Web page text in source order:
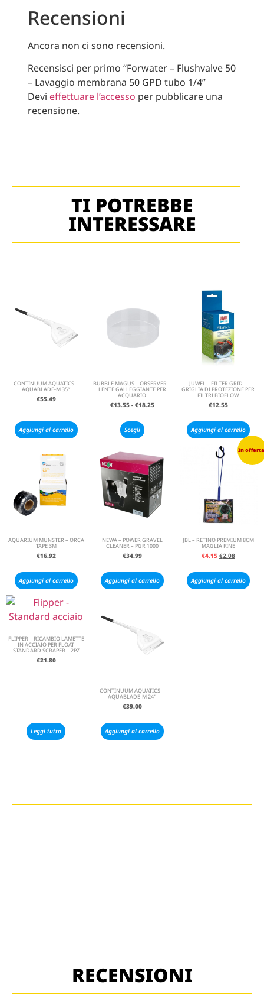
Recensioni
Ancora non ci sono recensioni.
Recensisci per primo “Forwater – Flushvalve 50
– Lavaggio membrana 50 GPD tubo 1/4”
Devi effettuare l’accesso per pubblicare una
recensione.
TI POTREBBE
INTERESSARE
CONTINUUM AQUATICS –
AQUABLADE-M 35″
€55.49
Aggiungi al carrello
BUBBLE MAGUS – OBSERVER –
LENTE GALLEGGIANTE PER
ACQUARIO
€13.55 - €18.25
Scegli
JUWEL – FILTER GRID –
GRIGLIA DI PROTEZIONE PER
FILTRI BIOFLOW
€12.55
Aggiungi al carrello
AQUARIUM MUNSTER – ORCA
TAPE 3M
€16.92
Aggiungi al carrello
NEWA – POWER GRAVEL
CLEANER – PGR 1000
€34.99
Aggiungi al carrello
In
JBL – RETINO PREMIUM 8CM
MAGLIA FINE
€4.15 €2.08
Aggiungi al carrello
FLIPPER – RICAMBIO LAMETTE
IN ACCIAIO PER FLOAT
STANDARD SCRAPER – 2PZ
€21.80
Leggi tutto
CONTINUUM AQUATICS –
AQUABLADE-M 24″
€39.00
Aggiungi al carrello
RECENSIONI